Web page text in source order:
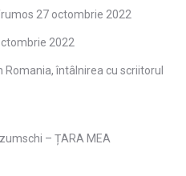
27 octombrie 2022
2022
întâlnirea cu scriitorul
– ȚARA MEA